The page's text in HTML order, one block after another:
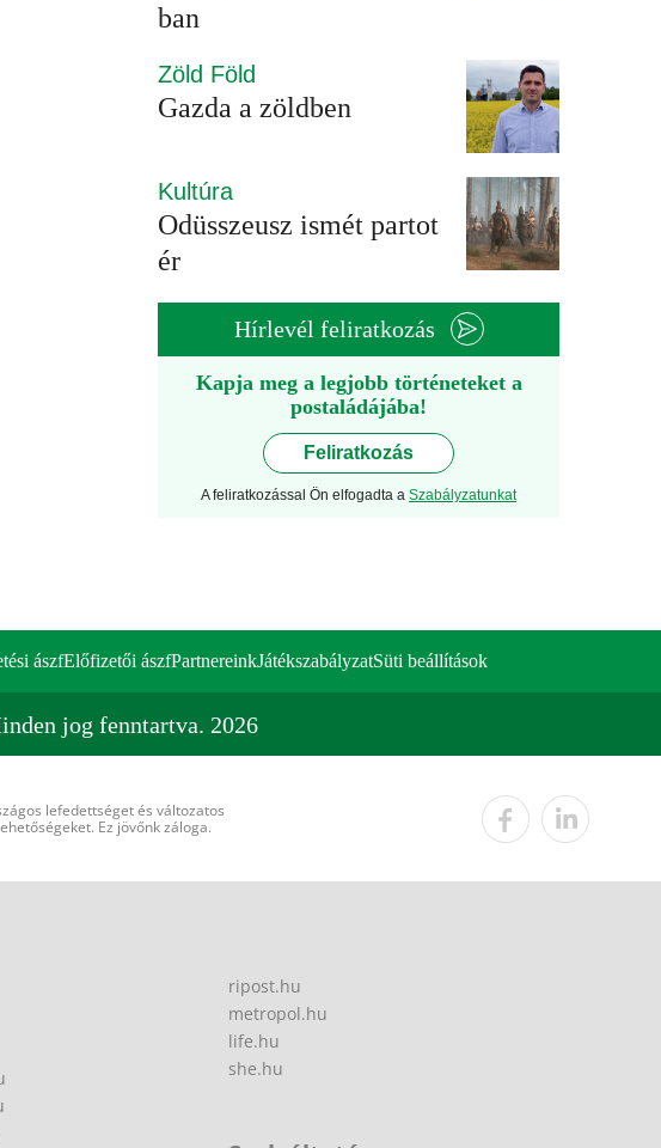
ban
Zöld Föld
Gazda a zöldben
Kultúra
Odüsszeusz ismét partot
ér
Hírlevél feliratkozás
Kapja meg a legjobb történeteket a
postaládájába!
Feliratkozás
A feliratkozással Ön elfogadta a Szabályzatunkat
ászfElőfizetői ászfPartnereinkJátékszabályzatSüti beállítások
jog fenntartva. 2026
lefedettséget és változatos
Ez jövőnk záloga.
ripost.hu
metropol.hu
life.hu
she.hu